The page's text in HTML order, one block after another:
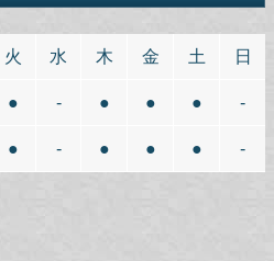
火 水 木 金 土 日
● - ● ● ● -
● - ● ● ● -